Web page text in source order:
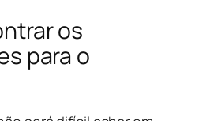
os
para o